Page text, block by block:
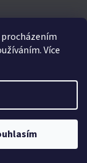
Více
republiku
Všechna práva